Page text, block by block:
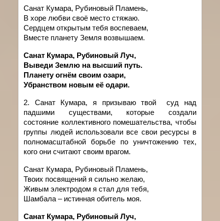
Санат Кумара, Рубиновый Пламень,
В хоре любви своё место стяжаю.
Сердцем открытым тебя воспеваем,
Вместе планету Земля возвышаем.
Санат Кумара, Рубиновый Луч,
Выведи Землю на высший путь.
Планету огнём своим озари,
Убранством новым её одари.
2. Санат Кумара, я призываю твой
суд над
падшими существами, которые создали
состояние коллективного помешательства, чтобы
группы людей использовали все свои ресурсы в
полномасштабной борьбе по уничтожению тех,
кого они считают своим врагом.
Санат Кумара, Рубиновый Пламень,
Твоих посвящений я сильно желаю,
Живым электродом я стал для тебя,
Шамбала – истинная обитель моя.
Санат Кумара, Рубиновый Луч,